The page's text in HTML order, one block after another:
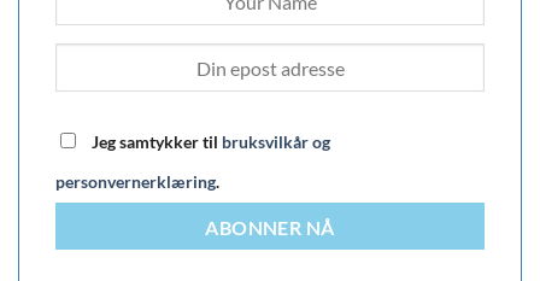
Jeg samtykker til bruksvilkår og
personvernerklæring.
ABONNER NÅ